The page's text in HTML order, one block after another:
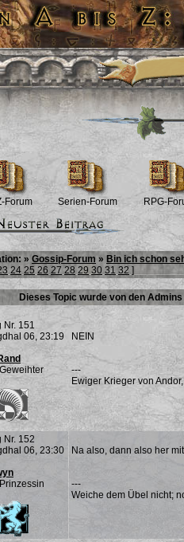
Forum Serien-Forum RPG-
» Gossip-Forum » Bin ich schon
24 25 26 27 28 29 30 31 32 ]
Dieses Topic wurde von den
Nr. 151
06, 23:19
NEIN
---
Ewiger Krieger von
Nr. 152
06, 23:30
Na also, dann also her
---
Weiche dem Übel nicht;